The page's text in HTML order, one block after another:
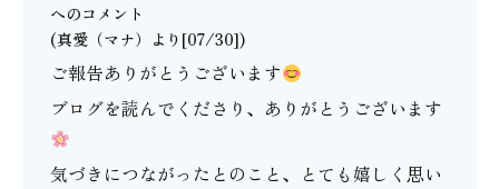
へのコメント
(真愛（マナ） より[07/30])
ご報告ありがとうございます
ブログを読んでくださり、ありがとうございます
気づきにつながったとのこと、とても嬉しく思い